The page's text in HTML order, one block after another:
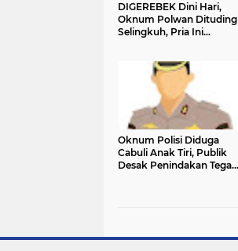
DIGEREBEK Dini Hari,
Oknum Polwan Dituding
Selingkuh, Pria Ini
Oknum Polisi Diduga
Cabuli Anak Tiri, Publik
Desak Penindakan Tegas